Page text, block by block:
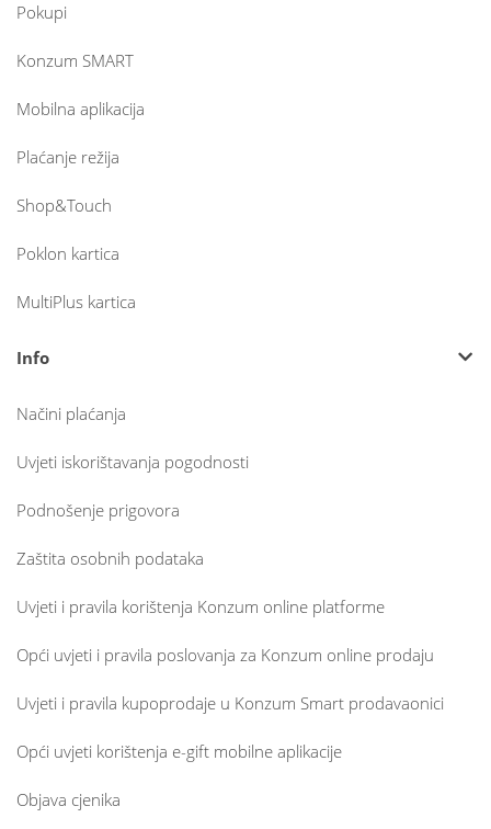
Pokupi
Konzum SMART
Mobilna aplikacija
Plaćanje režija
Shop&Touch
Poklon kartica
MultiPlus kartica
Info
Načini plaćanja
Uvjeti iskorištavanja pogodnosti
Podnošenje prigovora
Zaštita osobnih podataka
Uvjeti i pravila korištenja Konzum online platforme
Opći uvjeti i pravila poslovanja za Konzum online prodaju
Uvjeti i pravila kupoprodaje u Konzum Smart prodavaonici
Opći uvjeti korištenja e-gift mobilne aplikacije
Objava cjenika